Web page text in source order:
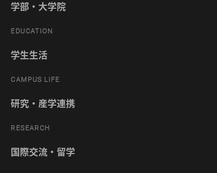
学部・大学院
EDUCATION
学生生活
CAMPUS LIFE
研究・産学連携
RESEARCH
国際交流・留学